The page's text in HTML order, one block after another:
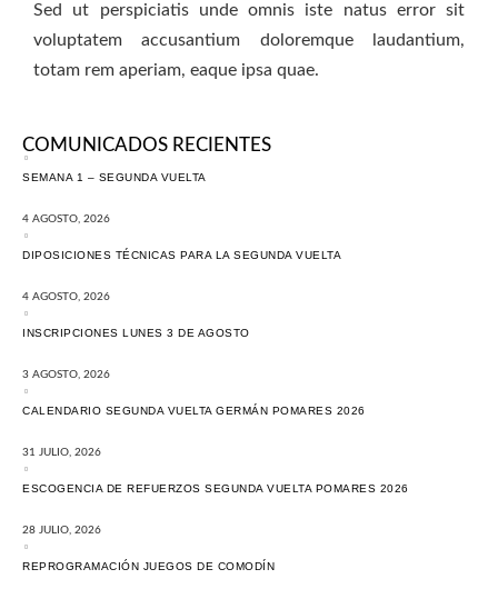
Sed ut perspiciatis unde omnis iste natus error sit
voluptatem accusantium doloremque laudantium,
totam rem aperiam, eaque ipsa quae.
COMUNICADOS RECIENTES
SEMANA 1 – SEGUNDA VUELTA
4 AGOSTO, 2026
DIPOSICIONES TÉCNICAS PARA LA SEGUNDA VUELTA
4 AGOSTO, 2026
INSCRIPCIONES LUNES 3 DE AGOSTO
3 AGOSTO, 2026
CALENDARIO SEGUNDA VUELTA GERMÁN POMARES 2026
31 JULIO, 2026
ESCOGENCIA DE REFUERZOS SEGUNDA VUELTA POMARES 2026
28 JULIO, 2026
REPROGRAMACIÓN JUEGOS DE COMODÍN